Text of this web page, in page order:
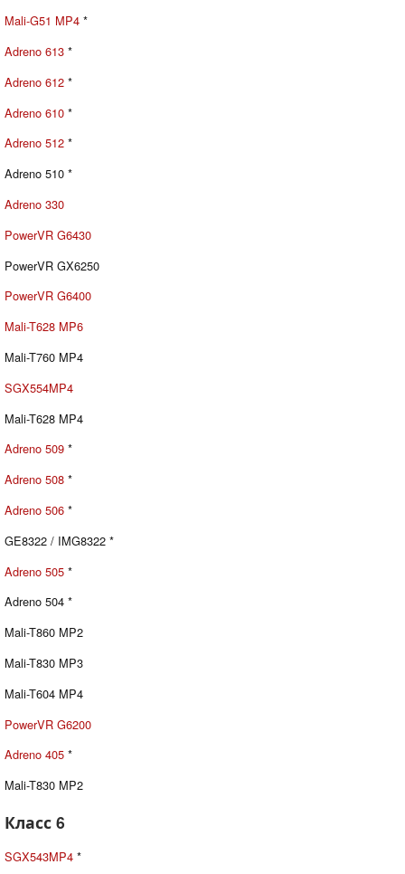
Mali-G51 MP4 *
Adreno 613 *
Adreno 612 *
Adreno 610 *
Adreno 512 *
Adreno 510 *
Adreno 330
PowerVR G6430
PowerVR GX6250
PowerVR G6400
Mali-T628 MP6
Mali-T760 MP4
SGX554MP4
Mali-T628 MP4
Adreno 509 *
Adreno 508 *
Adreno 506 *
GE8322 / IMG8322 *
Adreno 505 *
Adreno 504 *
Mali-T860 MP2
Mali-T830 MP3
Mali-T604 MP4
PowerVR G6200
Adreno 405 *
Mali-T830 MP2
Класс 6
SGX543MP4 *